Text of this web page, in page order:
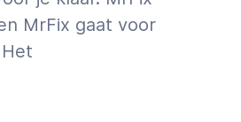
MrFix gaat voor